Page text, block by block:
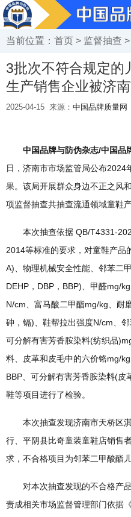
当前位置： 首页 > 监督抽查 >
3批次不符合规定的
生产销售企业被济
2025-04-15 来源： 中国品牌质量网
中国品牌与防伪杂志/中国品
日，济南市市场监管局公布2024
果。该局开展群众身边不正之风
项监督抽查共抽查流通领域童鞋
本次抽查依据 QB/T4331-
2014等标准的要求，对童鞋产品
A)、物理机械安全性能、邻苯二
DEHP，DBP，BBP)、甲醛mg/
N/cm、富马酸二甲酯mg/kg、耐
砷，镉)、鞋帮拉出强度N/cm、邻
可分解有害芳香胺染料(纺织品
料、皮革和皮毛中的六价铬mg/
BBP、可分解有害芳香胺染料(
鞋等项目进行了检验。
本次抽查发现济南市天桥区淇
行、平阴县比奇童装童鞋店销售
求，不合格项目为邻苯二甲酸酯儿
对本次抽查发现的不合格产品
责成相关市场监督管理部门依据